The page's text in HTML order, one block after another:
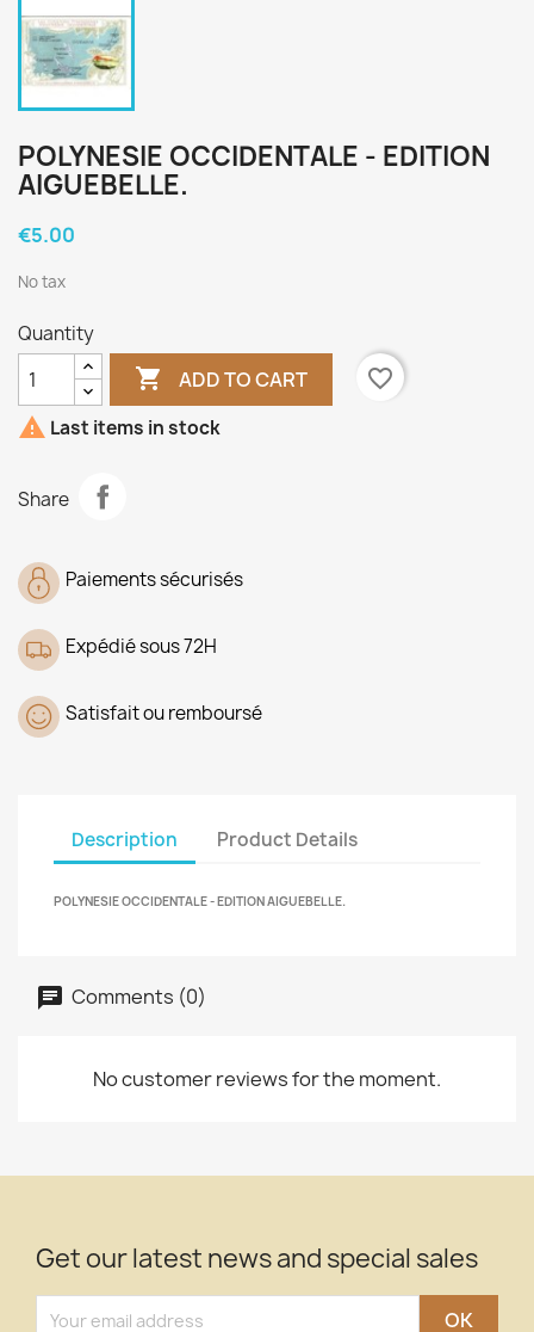
POLYNESIE OCCIDENTALE - EDITION
AIGUEBELLE.
€5.00
No tax
Quantity
 ADD TO CART
favorite_border
 Last items in stock
Share
Paiements sécurisés
Expédié sous 72H
Satisfait ou remboursé
Description Product Details
POLYNESIE OCCIDENTALE - EDITION AIGUEBELLE.
Comments (0)
No customer reviews for the moment.
Get our latest news and special sales